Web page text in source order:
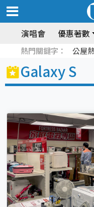
演唱會 優惠著數
熱門關鍵字： 公屋
Galaxy S